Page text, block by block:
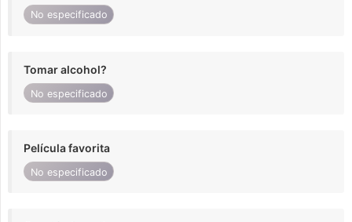
No especificado
Tomar alcohol?
No especificado
Película favorita
No especificado